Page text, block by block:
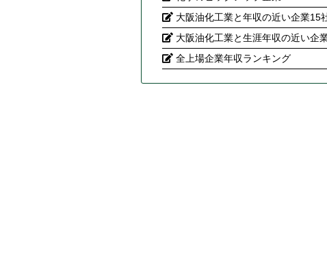
大阪油化工業と年収の近い企業15
大阪油化工業と生涯年収の近い企
全上場企業年収ランキング